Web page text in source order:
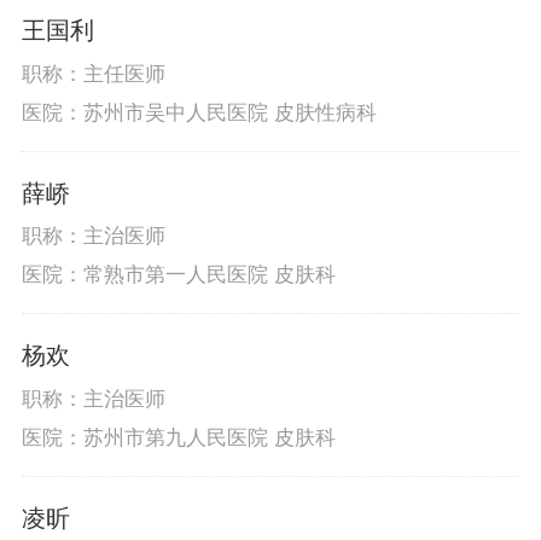
王国利
职称：主任医师
医院：苏州市吴中人民医院 皮肤性病科
薛峤
职称：主治医师
医院：常熟市第一人民医院 皮肤科
杨欢
职称：主治医师
医院：苏州市第九人民医院 皮肤科
凌昕